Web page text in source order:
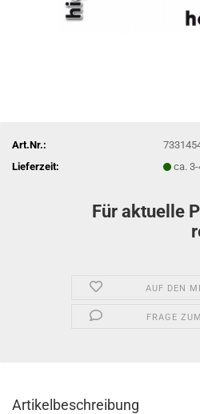
Art.Nr.:
Lieferzeit:
ca.
Für aktuelle
AUF DEN
FRAGE
Artikelbeschreibung